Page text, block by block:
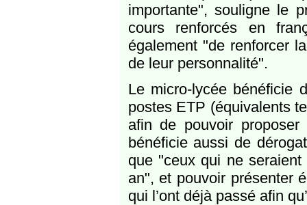
importante", souligne le
cours renforcés en
également "de renforcer
de leur personnalité".
Le micro-lycée bénéficie
postes ETP (équivalents
afin de pouvoir
bénéficie aussi de
que "ceux qui ne seraient
an", et pouvoir présenter
qui l’ont déjà passé afin